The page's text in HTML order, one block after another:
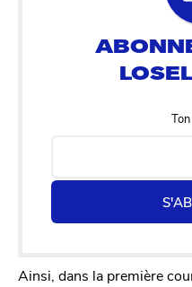
Ainsi, dans la première